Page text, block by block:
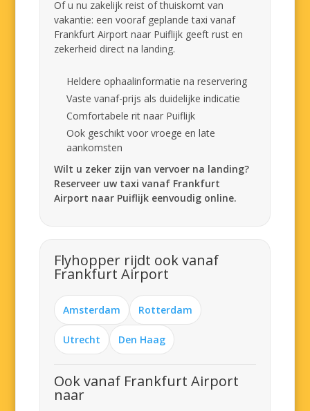
Of u nu zakelijk reist of thuiskomt van
vakantie: een vooraf geplande taxi vanaf
Frankfurt Airport naar Puiflijk geeft rust en
zekerheid direct na landing.
Heldere ophaalinformatie na reservering
Vaste vanaf-prijs als duidelijke indicatie
Comfortabele rit naar Puiflijk
Ook geschikt voor vroege en late
aankomsten
Wilt u zeker zijn van vervoer na landing?
Reserveer uw taxi vanaf Frankfurt
Airport naar Puiflijk eenvoudig online.
Flyhopper rijdt ook vanaf
Frankfurt Airport
Amsterdam Rotterdam
Utrecht Den Haag
Ook vanaf Frankfurt Airport
naar